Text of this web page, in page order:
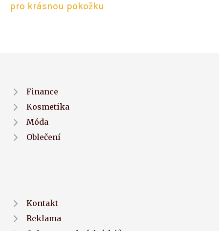
pro krásnou pokožku
Finance
Kosmetika
Móda
Oblečení
Kontakt
Reklama